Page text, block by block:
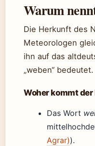
Warum
Die Herkunft des
Meteorologen
ihn auf das
„weben“ bedeutet.
Woher kommt
Das Wort
Agrar)).